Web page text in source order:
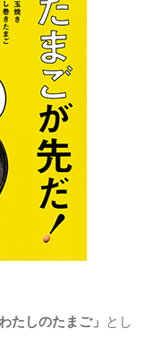
わたしのたまご」 とし